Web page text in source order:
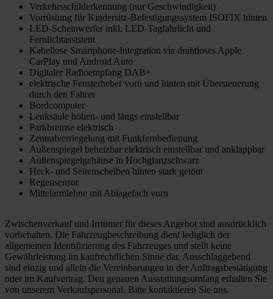
Verkehrsschilderkennung (nur Geschwindigkeit)
Vorrüstung für Kindersitz-Befestigungssystem ISOFIX hinten
LED-Scheinwerfer inkl. LED-Tagfahrlicht und
Fernlichtassistent
Kabellose Smartphone-Integration via drahtloses Apple
CarPlay und Android Auto
Digitaler Radioempfang DAB+
elektrische Fensterheber vorn und hinten mit Übersteuerung
durch den Fahrer
Bordcomputer
Lenksäule höhen- und längs einstellbar
Parkbremse elektrisch
Zentralverriegelung mit Funkfernbedienung
Außenspiegel beheizbar elektrisch einstellbar und anklappbar
Außenspiegelgehäuse in Hochglanzschwarz
Heck- und Seitenscheiben hinten stark getönt
Regensensor
Mittelarmlehne mit Ablagefach vorn
Zwischenverkauf und Irrtümer für dieses Angebot sind ausdrücklich
vorbehalten. Die Fahrzeugbeschreibung dient lediglich der
allgemeinen Identifizierung des Fahrzeuges und stellt keine
Gewährleistung im kaufrechtlichen Sinne dar. Ausschlaggebend
sind einzig und allein die Vereinbarungen in der Auftragsbestätigung
oder im Kaufvertrag. Den genauen Ausstattungsumfang erhalten Sie
von unserem Verkaufspersonal. Bitte kontaktieren Sie uns.